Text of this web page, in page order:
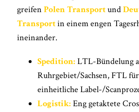
greifen Polen Transportund
Transportin einem engen
ineinander.
Spedition: LTL-Bündelung
Ruhrgebiet/Sachsen, FTL
einheitliche Label-/
Logistik: Eng getaktete